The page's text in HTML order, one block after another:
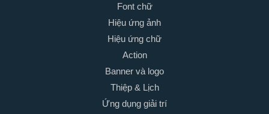
Font chữ
Hiệu ứng ảnh
Hiệu ứng chữ
Action
Banner và logo
Thiệp & Lịch
Ứng dụng giải trí